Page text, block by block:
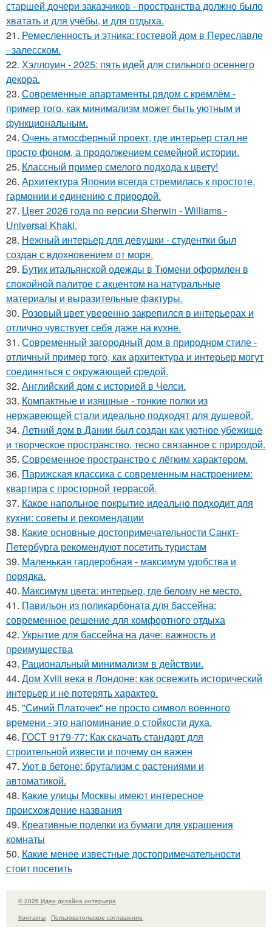
старшей дочери заказчиков - пространства должно было
хватать и для учёбы, и для отдыха.
21. Ремесленность и этника: гостевой дом в Переславле
- залесском.
22. Хэллоуин - 2025: пять идей для стильного осеннего
декора.
23. Современные апартаменты рядом с кремлём -
пример того, как минимализм может быть уютным и
функциональным.
24. Очень атмосферный проект, где интерьер стал не
просто фоном, а продолжением семейной истории.
25. Классный пример смелого подхода к цвету!
26. Архитектура Японии всегда стремилась к простоте,
гармонии и единению с природой.
27. Цвет 2026 года по версии Sherwin - Williams -
Universal Khaki.
28. Нежный интерьер для девушки - студентки был
создан с вдохновением от моря.
29. Бутик итальянской одежды в Тюмени оформлен в
спокойной палитре с акцентом на натуральные
материалы и выразительные фактуры.
30. Розовый цвет уверенно закрепился в интерьерах и
отлично чувствует себя даже на кухне.
31. Современный загородный дом в природном стиле -
отличный пример того, как архитектура и интерьер могут
соединяться с окружающей средой.
32. Английский дом с историей в Челси.
33. Компактные и изящные - тонкие полки из
нержавеющей стали идеально подходят для душевой.
34. Летний дом в Дании был создан как уютное убежище
и творческое пространство, тесно связанное с природой.
35. Современное пространство с лёгким характером.
36. Парижская классика с современным настроением:
квартира с просторной террасой.
37. Какое напольное покрытие идеально подходит для
кухни: советы и рекомендации
38. Какие основные достопримечательности Санкт-
Петербурга рекомендуют посетить туристам
39. Маленькая гардеробная - максимум удобства и
порядка.
40. Максимум цвета: интерьер, где белому не место.
41. Павильон из поликарбоната для бассейна:
современное решение для комфортного отдыха
42. Укрытие для бассейна на даче: важность и
преимущества
43. Рациональный минимализм в действии.
44. Дом Xviii века в Лондоне: как освежить исторический
интерьер и не потерять характер.
45. "Синий Платочек" не просто символ военного
времени - это напоминание о стойкости духа.
46. ГОСТ 9179-77: Как скачать стандарт для
строительной извести и почему он важен
47. Уют в бетоне: брутализм с растениями и
автоматикой.
48. Какие улицы Москвы имеют интересное
происхождение названия
49. Креативные поделки из бумаги для украшения
комнаты
50. Какие менее известные достопримечательности
стоит посетить
© 2026 Идеи дизайна интерьера
Контакты
Пользовательское соглашение